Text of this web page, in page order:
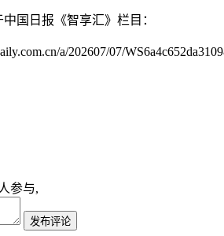
日报《智享汇》栏目：
a/202607/07/
人参与,
发布评论